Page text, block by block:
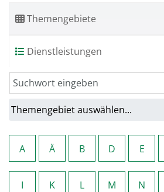
Themengebiete
Dienstleistungen
A Ä B D E
I K L M N